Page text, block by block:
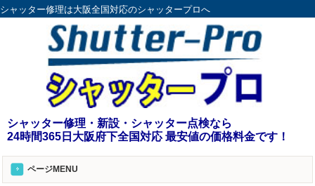
シャッター修理は大阪全国対応のシャッタープロへ
シャッター修理・新設・シャッター点検なら
24時間365日大阪府下全国対応 最安値の価格料金です！
ページMENU